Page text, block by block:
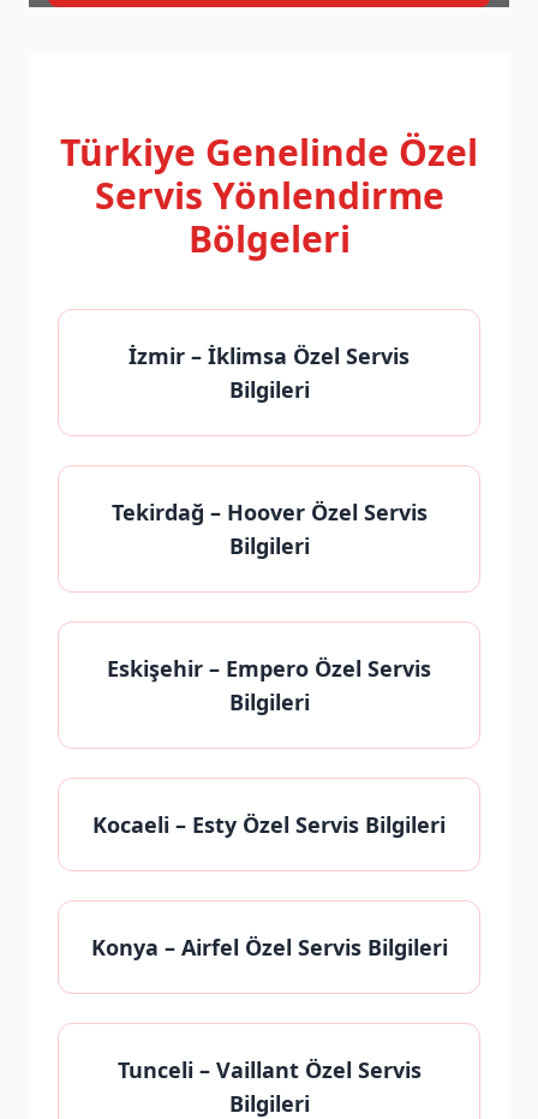
Türkiye Genelinde Özel
Servis Yönlendirme
Bölgeleri
İzmir – İklimsa Özel Servis
Bilgileri
Tekirdağ – Hoover Özel Servis
Bilgileri
Eskişehir – Empero Özel Servis
Bilgileri
Kocaeli – Esty Özel Servis Bilgileri
Konya – Airfel Özel Servis Bilgileri
Tunceli– Vaillant Özel Servis
Bilgileri